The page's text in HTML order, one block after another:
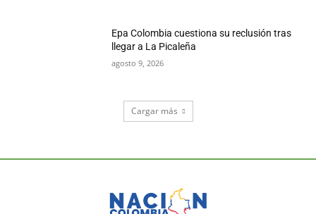
Epa Colombia cuestiona su reclusión tras
llegar a La Picaleña
agosto 9, 2026
Cargar más